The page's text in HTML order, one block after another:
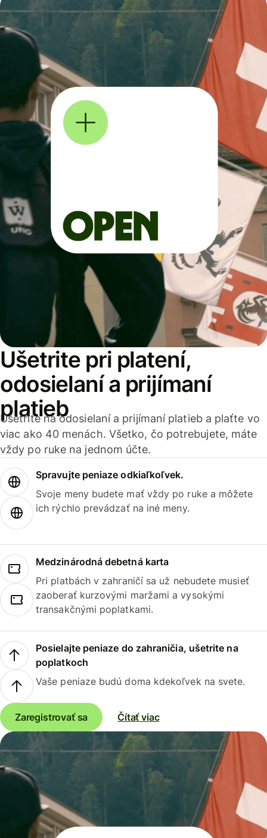
Ušetrite pri platení,
odosielaní a prijímaní
platieb
Ušetrite na odosielaní a prijímaní platieb a plaťte vo
viac ako 40 menách. Všetko, čo potrebujete, máte
vždy po ruke na jednom účte.
Spravujte peniaze odkiaľkoľvek.
Svoje meny budete mať vždy po ruke a môžete
ich rýchlo prevádzať na iné meny.
Medzinárodná debetná karta
Pri platbách v zahraničí sa už nebudete musieť
zaoberať kurzovými maržami a vysokými
transakčnými poplatkami.
Posielajte peniaze do zahraničia, ušetrite na
poplatkoch
Vaše peniaze budú doma kdekoľvek na svete.
Zaregistrovať sa Čítať viac